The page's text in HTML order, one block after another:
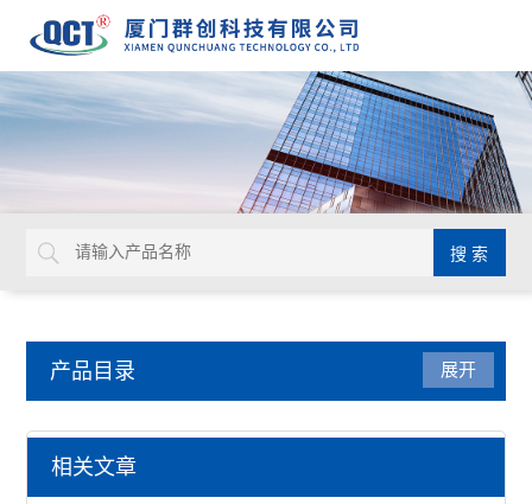
产品目录
温度仪表
温湿度传感器
展开
相关文章